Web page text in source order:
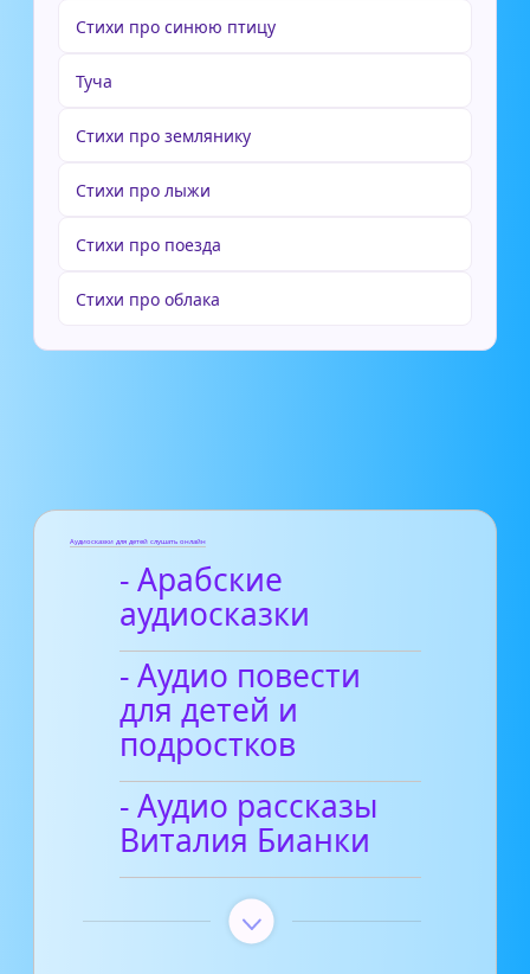
Стихи про синюю птицу
Туча
Стихи про землянику
Cтихи про лыжи
Стихи про поезда
Стихи про облака
Аудиосказки для детей слушать онлайн
- Арабские
аудиосказки
- Аудио повести
для детей и
подростков
- Аудио рассказы
Виталия Бианки